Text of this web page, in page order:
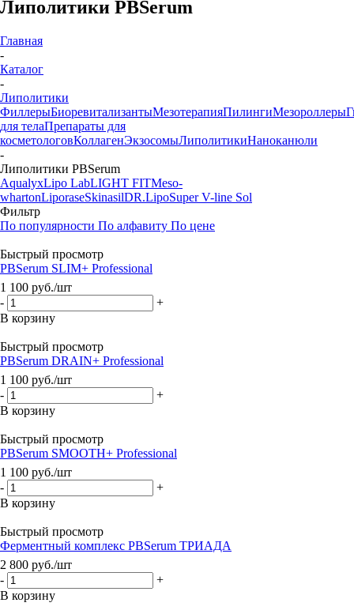
Липолитики PBSerum
Главная
-
Каталог
-
Липолитики
ФиллерыБиоревитализантыМезотерапияПилингиМезороллеры
для телаПрепараты для
косметологовКоллагенЭкзосомыЛиполитикиНаноканюли
-
Липолитики PBSerum
AqualyxLipo LabLIGHT FITMeso-
whartonLiporaseSkinasilDR.LipoSuper V-line Sol
Фильтр
По популярности По алфавиту По цене
Быстрый просмотр
PBSerum SLIM+ Professional
1 100 руб./шт
-
+
В корзину
Быстрый просмотр
PBSerum DRAIN+ Professional
1 100 руб./шт
-
+
В корзину
Быстрый просмотр
PBSerum SMOOTH+ Professional
1 100 руб./шт
-
+
В корзину
Быстрый просмотр
Ферментный комплекс PBSerum ТРИАДА
2 800 руб./шт
-
+
В корзину